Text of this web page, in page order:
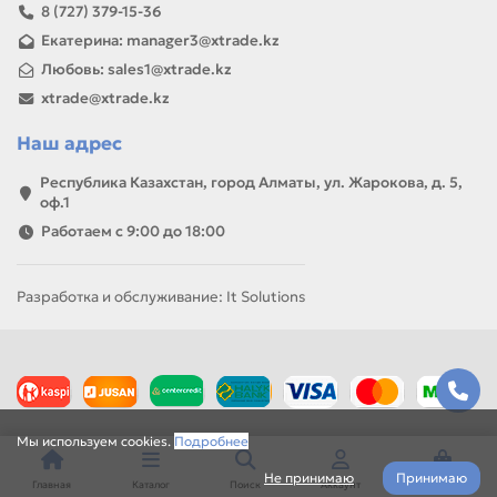
Мы используем cookies. Подробнее
Не принимаю Принимаю
8 (727) 379-15-36
Екатерина: manager3@xtrade.kz
Любовь: sales1@xtrade.kz
xtrade@xtrade.kz
Наш адрес
Республика Казахстан, город Алматы, ул. Жарокова, д. 5,
оф.1
Работаем с 9:00 до 18:00
Разработка и обслуживание: It Solutions
Главная Каталог Поиск Аккаунт Корзина